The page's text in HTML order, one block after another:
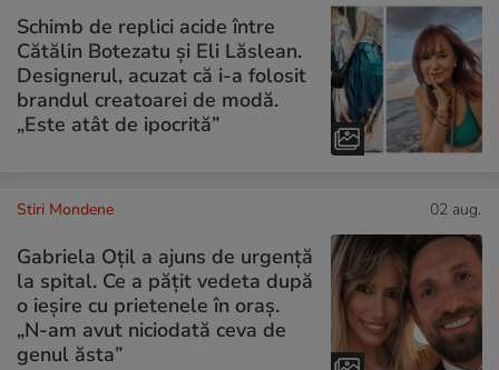
Schimb de replici acide între
Cătălin Botezatu și Eli Lăslean.
Designerul, acuzat că i-a folosit
brandul creatoarei de modă.
„Este atât de ipocrită”
Stiri Mondene 02 aug.
Gabriela Oțil a ajuns de urgență
la spital. Ce a pățit vedeta după
o ieșire cu prietenele în oraș.
„N-am avut niciodată ceva de
genul ăsta”